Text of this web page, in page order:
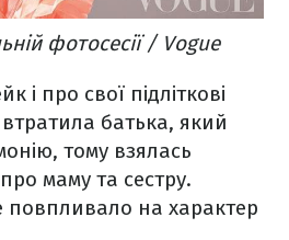
фотосесії / Vogue
і про свої підліткові
батька, який
тому взялась
маму та сестру.
повпливало на характер